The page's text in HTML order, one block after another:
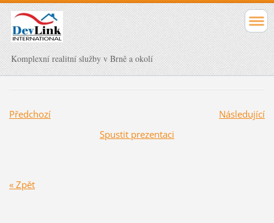
Komplexní realitní služby v Brně a okolí
Předchozí
Následující
Spustit prezentaci
« Zpět